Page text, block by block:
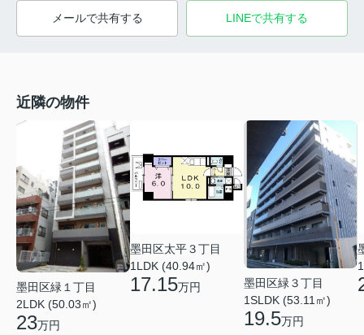
メールで共有する LINEで共有する
近隣の物件
墨田区緑１丁目
2LDK (50.03㎡)
23万円
墨田区太平３丁目
1LDK (40.94㎡)
17.15万円
墨田区緑３丁目
1SLDK (53.11㎡)
19.5万円